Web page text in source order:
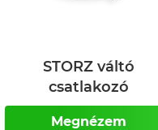
STORZ váltó
csatlakozó
Megnézem